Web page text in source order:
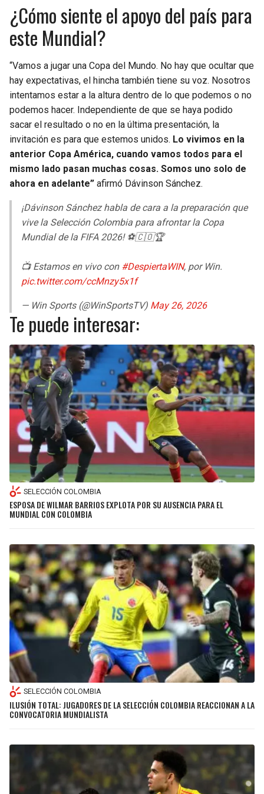
¿Cómo siente el apoyo del país para
este Mundial?
“Vamos a jugar una Copa del Mundo. No hay que ocultar que
hay expectativas, el hincha también tiene su voz. Nosotros
intentamos estar a la altura dentro de lo que podemos o no
podemos hacer. Independiente de que se haya podido
sacar el resultado o no en la última presentación, la
invitación es para que estemos unidos. Lo vivimos en la
anterior Copa América, cuando vamos todos para el
mismo lado pasan muchas cosas. Somos uno solo de
ahora en adelante” afirmó Dávinson Sánchez.
¡Dávinson Sánchez habla de cara a la preparación que
vive la Selección Colombia para afrontar la Copa
Mundial de la FIFA 2026! ⚽🇨🇴🏆
📺 Estamos en vivo con #DespiertaWIN, por Win.
pic.twitter.com/ccMnzy5x1f
— Win Sports (@WinSportsTV) May 26, 2026
Te puede interesar:
SELECCIÓN COLOMBIA
ESPOSA DE WILMAR BARRIOS EXPLOTA POR SU AUSENCIA PARA EL
MUNDIAL CON COLOMBIA
SELECCIÓN COLOMBIA
ILUSIÓN TOTAL: JUGADORES DE LA SELECCIÓN COLOMBIA REACCIONAN A LA
CONVOCATORIA MUNDIALISTA